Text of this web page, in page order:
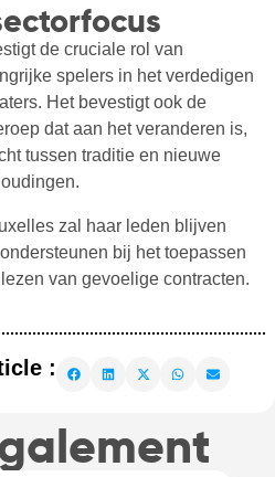
de cruciale rol van
spelers in het verdedigen
Het bevestigt ook de
dat aan het veranderen is,
tussen traditie en nieuwe
zal haar leden blijven
bij het toepassen
van gevoelige contracten.
: